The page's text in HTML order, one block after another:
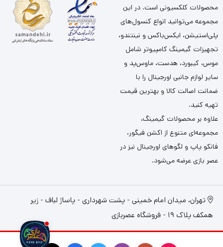
محصولات کلکسیونی است. در این
مجموعه می‌توانید انواع کنسول‌های
پلی‌استیشن، ایکس‌باکس و نینتندو،
تجهیزات گیمینگ کامپیوتر شامل
موس، کیبورد، هدست، ماوس‌پد و
سایر لوازم جانبی اورجینال را با
ضمانت اصالت کالا و بهترین قیمت
تهیه کنید.
علاوه بر محصولات گیمینگ،
مجموعه‌ای متنوع از اکشن فیگور،
فانکو پاپ و لگوهای اورجینال نیز در
عصر بازی عرضه می‌شود.
تهران، میدان امام خمینی - پشت شهرداری - پاساژ لباف - زیر
همکف پلاک 19 - فروشگاه عصربازی